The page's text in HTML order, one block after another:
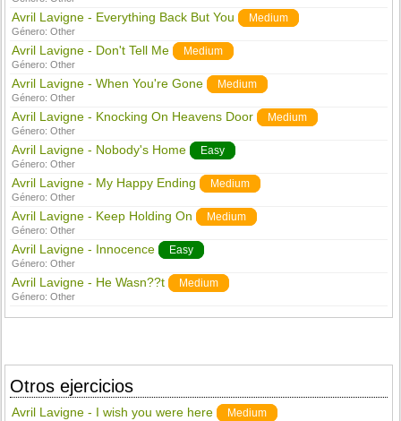
Avril Lavigne - Everything Back But You Medium
Género:Other
Avril Lavigne - Don't Tell Me Medium
Género:Other
Avril Lavigne - When You're Gone Medium
Género:Other
Avril Lavigne - Knocking On Heavens Door Medium
Género:Other
Avril Lavigne - Nobody's Home Easy
Género:Other
Avril Lavigne - My Happy Ending Medium
Género:Other
Avril Lavigne - Keep Holding On Medium
Género:Other
Avril Lavigne - Innocence Easy
Género:Other
Avril Lavigne - He Wasn??t Medium
Género:Other
Otros ejercicios
Avril Lavigne - I wish you were here Medium